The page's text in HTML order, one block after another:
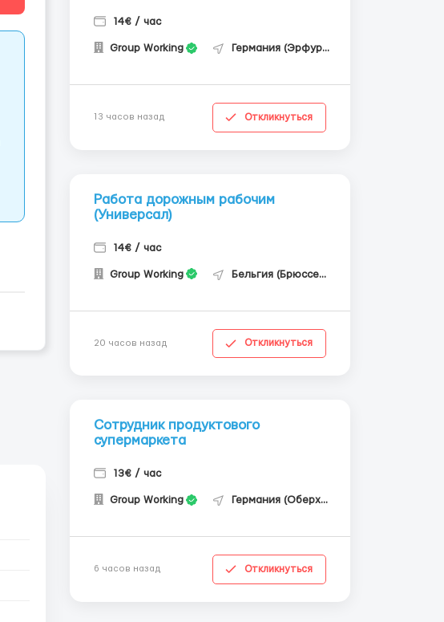
14€ / час
Group Working Германия (Эрфурт)
13 часов назад Откликнуться
Работа дорожным рабочим
(Универсал)
14€ / час
Group Working Бельгия (Брюссель)
20 часов назад Откликнуться
Сотрудник продуктового
супермаркета
13€ / час
Group Working Германия (Оберхаузен)
6 часов назад Откликнуться